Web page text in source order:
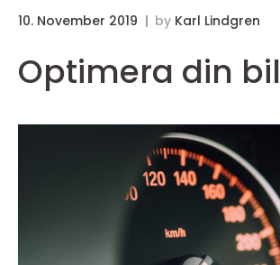
10. November 2019 by Karl Lindgren
Optimera din bil